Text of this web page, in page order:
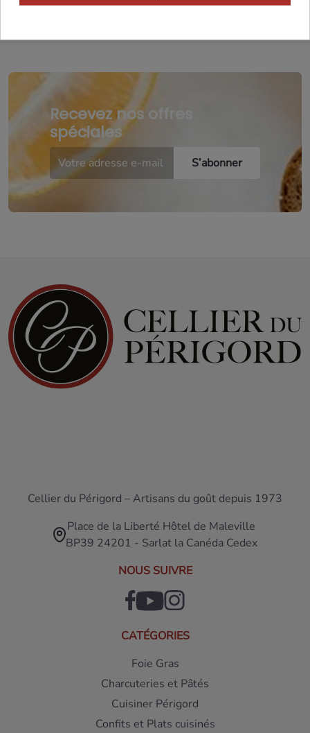
Recevez nos offres
spéciales
Cellier du Périgord – Artisans du goût depuis 1973
Place de la Liberté Hôtel de Maleville
BP39 24201 - Sarlat la Canéda Cedex
NOUS SUIVRE
CATÉGORIES
Foie Gras
Charcuteries et Pâtés
Cuisiner Périgord
Confits et Plats cuisinés